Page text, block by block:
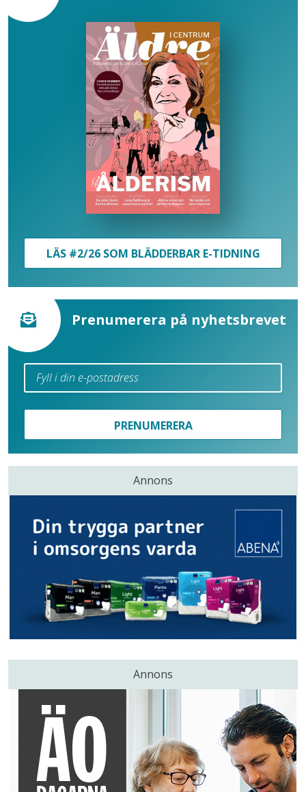
LÄS #2/26 SOM BLÄDDERBAR E-TIDNING
Prenumerera på nyhetsbrevet
PRENUMERERA
Annons
Annons